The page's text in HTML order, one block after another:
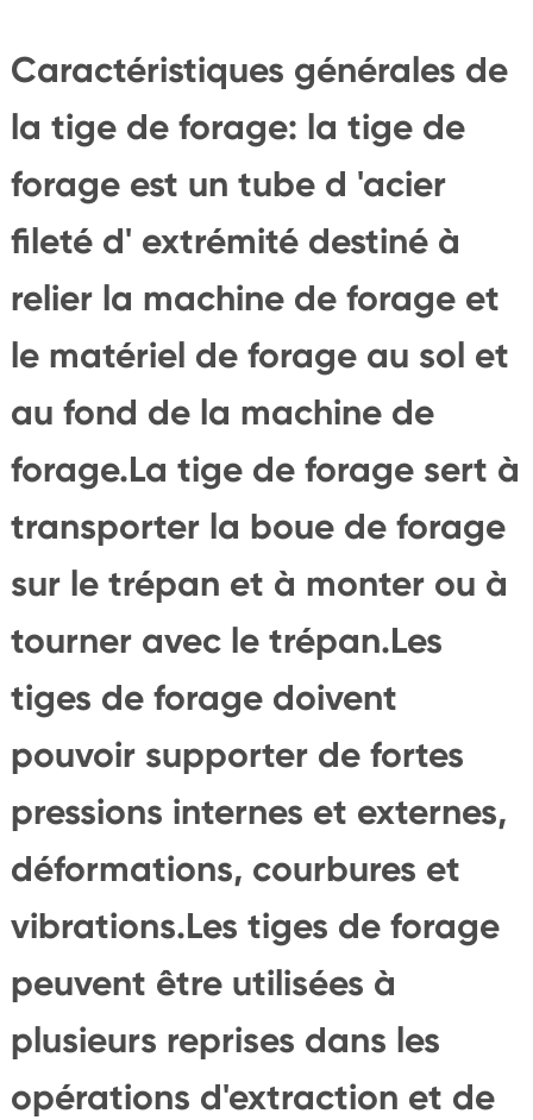
Caractéristiques générales de
la tige de forage: la tige de
forage est un tube d 'acier
fileté d' extrémité destiné à
relier la machine de forage et
le matériel de forage au sol et
au fond de la machine de
forage.La tige de forage sert à
transporter la boue de forage
sur le trépan et à monter ou à
tourner avec le trépan.Les
tiges de forage doivent
pouvoir supporter de fortes
pressions internes et externes,
déformations, courbures et
vibrations.Les tiges de forage
peuvent être utilisées à
plusieurs reprises dans les
opérations d'extraction et de